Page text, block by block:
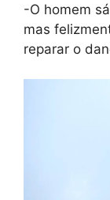
-O homem
mas
reparar o